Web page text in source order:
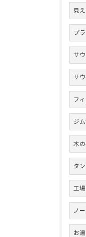
見
プ
サ
サ
フ
ジ
木
タ
工
ノ
お湯